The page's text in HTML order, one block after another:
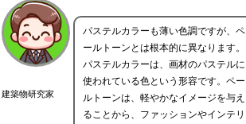
建築物研究家
パステルカラーも薄い色調ですが、ペ
ールトーンとは根本的に異なります。
パステルカラーは、画材のパステルに
使われている色という形容です。ペー
ルトーンは、軽やかなイメージを与え
ることから、ファッションやインテリ